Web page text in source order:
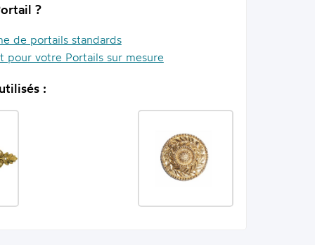
?
de portails standards
pour votre Portails sur mesure
: